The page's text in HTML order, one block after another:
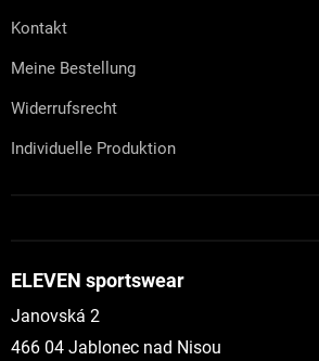
Kontakt
Meine Bestellung
Widerrufsrecht
Individuelle Produktion
ELEVEN sportswear
Janovská 2
466 04 Jablonec nad Nisou